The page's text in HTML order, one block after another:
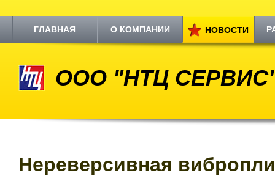
ГЛАВНАЯ О КОМПАНИИ НОВОСТИ
ООО "НТЦ
Нереверсивная